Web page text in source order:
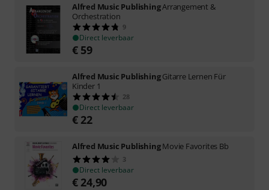
Alfred Music PublishingArrangement &
Orchestration
9
Direct leverbaar
€ 59
Alfred Music PublishingGitarre Lernen Für
Kinder 1
28
Direct leverbaar
€ 22
Alfred Music PublishingMovie Favorites Bb
3
Direct leverbaar
€ 24,90